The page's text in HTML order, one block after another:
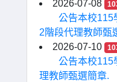
2026-07-08
公告本校115
2階段代理教師甄
2026-07-10
公告本校115
理教師甄選簡章.